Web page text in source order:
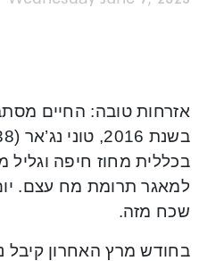
אזרחות טובה: החיים
בכללית מחוז חיפה וגליל
למאגר תרומת מח עצם.
שכח מזה.
בחודש מרץ האחרון קיבל